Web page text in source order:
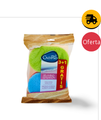
Oferta